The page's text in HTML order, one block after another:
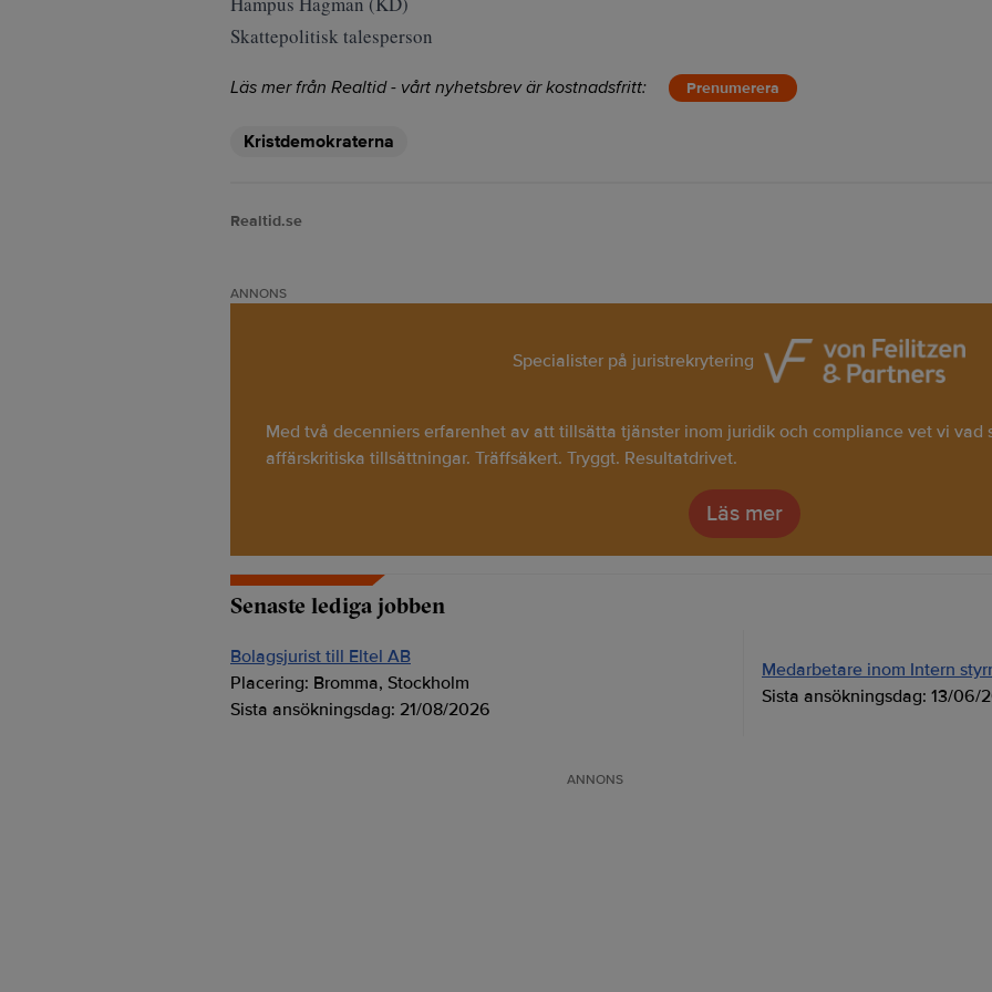
Skattepolitisk talesperson
Läs mer från Realtid - vårt nyhetsbrev är kostnadsfritt: Prenumerera
Kristdemokraterna
Realtid.se
ANNONS
Specialister på juristrekrytering
Med två decenniers erfarenhet av att tillsätta tjänster inom juridik och compliance vet vi vad
affärskritiska tillsättningar. Träffsäkert. Tryggt. Resultatdrivet.
Läs mer
Senaste lediga jobben
Bolagsjurist till Eltel AB
Placering: Bromma, Stockholm
Sista ansökningsdag: 21/08/2026
Medarbetare inom Intern
Sista ansökningsdag: 13/06/
ANNONS